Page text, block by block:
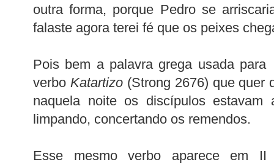
outra forma, porque Pedro se
falaste agora terei fé que os peixes
Pois bem a palavra grega usada
verbo Katartizo (Strong 2676) que quer
naquela noite os discípulos estavam
limpando, concertando os remendos.
Esse mesmo verbo aparece em II